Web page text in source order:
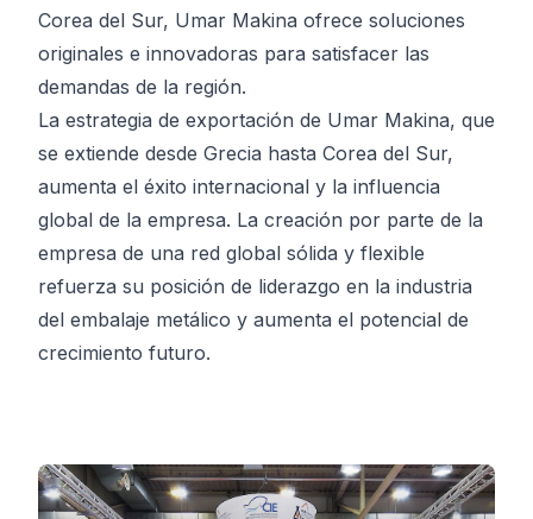
Corea del Sur, Umar Makina ofrece soluciones
originales e innovadoras para satisfacer las
demandas de la región.
La estrategia de exportación de Umar Makina, que
se extiende desde Grecia hasta Corea del Sur,
aumenta el éxito internacional y la influencia
global de la empresa. La creación por parte de la
empresa de una red global sólida y flexible
refuerza su posición de liderazgo en la industria
del embalaje metálico y aumenta el potencial de
crecimiento futuro.